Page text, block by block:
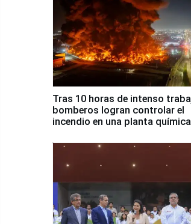
Tras 10 horas de intenso
bomberos logran controlar el
incendio en una planta